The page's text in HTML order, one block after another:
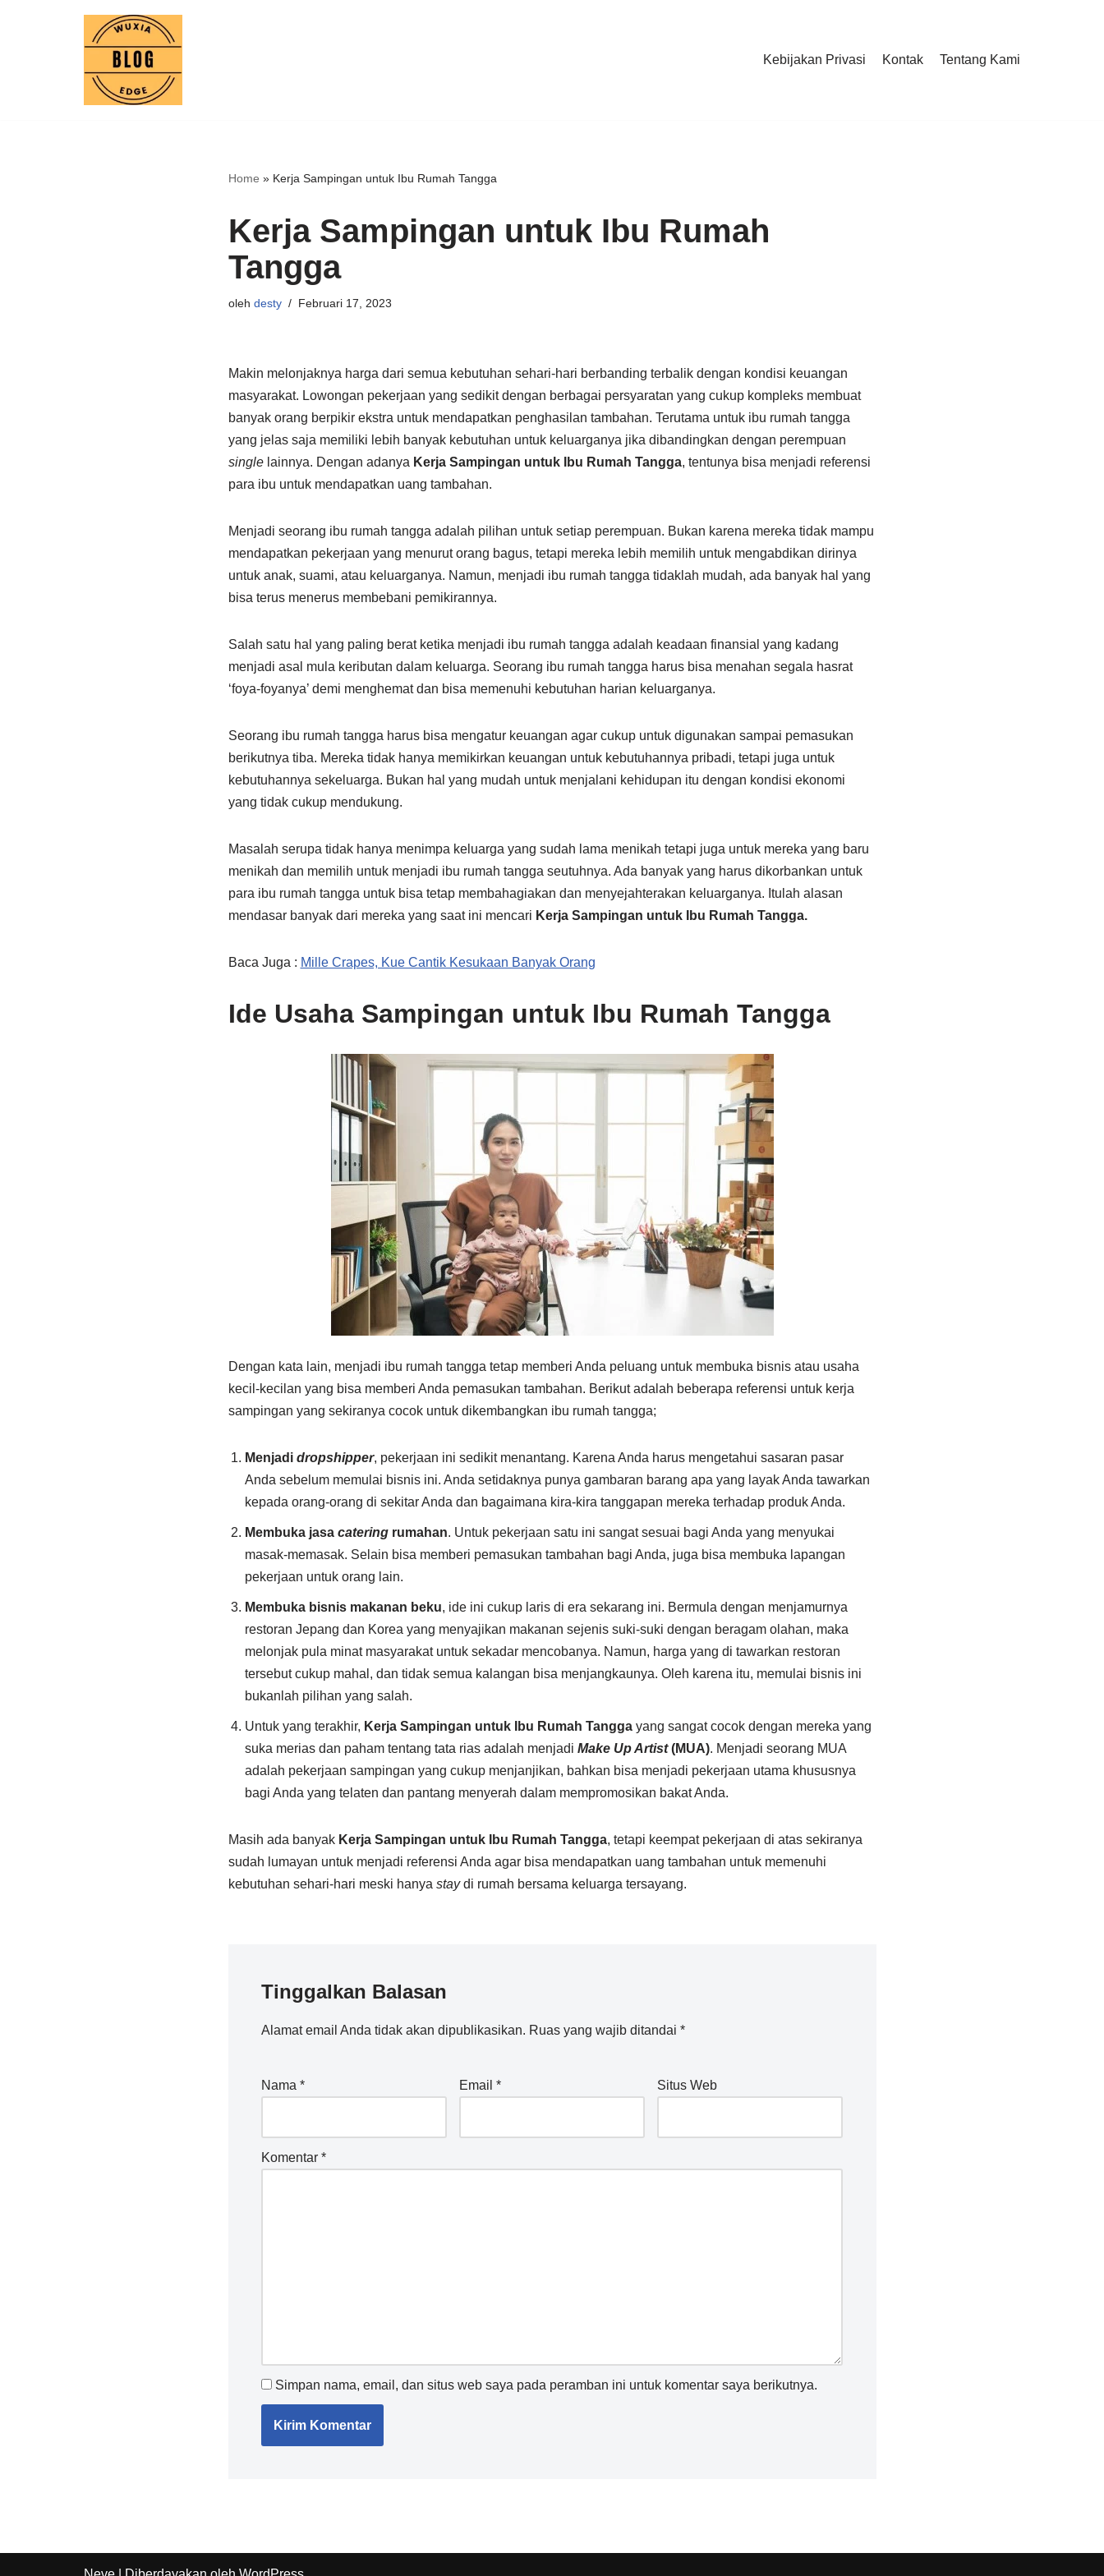
Kebijakan Privasi Kontak Tentang Kami
Home » Kerja Sampingan untuk Ibu Rumah Tangga
Kerja Sampingan untuk Ibu Rumah
Tangga
oleh desty Februari 17, 2023
Makin melonjaknya harga dari semua kebutuhan sehari-hari berbanding terbalik dengan kondisi keuangan
masyarakat. Lowongan pekerjaan yang sedikit dengan berbagai persyaratan yang cukup kompleks membuat
banyak orang berpikir ekstra untuk mendapatkan penghasilan tambahan. Terutama untuk ibu rumah tangga
yang jelas saja memiliki lebih banyak kebutuhan untuk keluarganya jika dibandingkan dengan perempuan
single lainnya. Dengan adanya Kerja Sampingan untuk Ibu Rumah Tangga, tentunya bisa menjadi referensi
para ibu untuk mendapatkan uang tambahan.
Menjadi seorang ibu rumah tangga adalah pilihan untuk setiap perempuan. Bukan karena mereka tidak mampu
mendapatkan pekerjaan yang menurut orang bagus, tetapi mereka lebih memilih untuk mengabdikan dirinya
untuk anak, suami, atau keluarganya. Namun, menjadi ibu rumah tangga tidaklah mudah, ada banyak hal yang
bisa terus menerus membebani pemikirannya.
Salah satu hal yang paling berat ketika menjadi ibu rumah tangga adalah keadaan finansial yang kadang
menjadi asal mula keributan dalam keluarga. Seorang ibu rumah tangga harus bisa menahan segala hasrat
‘foya-foyanya’ demi menghemat dan bisa memenuhi kebutuhan harian keluarganya.
Seorang ibu rumah tangga harus bisa mengatur keuangan agar cukup untuk digunakan sampai pemasukan
berikutnya tiba. Mereka tidak hanya memikirkan keuangan untuk kebutuhannya pribadi, tetapi juga untuk
kebutuhannya sekeluarga. Bukan hal yang mudah untuk menjalani kehidupan itu dengan kondisi ekonomi
yang tidak cukup mendukung.
Masalah serupa tidak hanya menimpa keluarga yang sudah lama menikah tetapi juga untuk mereka yang baru
menikah dan memilih untuk menjadi ibu rumah tangga seutuhnya. Ada banyak yang harus dikorbankan untuk
para ibu rumah tangga untuk bisa tetap membahagiakan dan menyejahterakan keluarganya. Itulah alasan
mendasar banyak dari mereka yang saat ini mencari Kerja Sampingan untuk Ibu Rumah Tangga.
Baca Juga : Mille Crapes, Kue Cantik Kesukaan Banyak Orang
Ide Usaha Sampingan untuk Ibu Rumah Tangga
Dengan kata lain, menjadi ibu rumah tangga tetap memberi Anda peluang untuk membuka bisnis atau usaha
kecil-kecilan yang bisa memberi Anda pemasukan tambahan. Berikut adalah beberapa referensi untuk kerja
sampingan yang sekiranya cocok untuk dikembangkan ibu rumah tangga;
Menjadi dropshipper, pekerjaan ini sedikit menantang. Karena Anda harus mengetahui sasaran pasar
Anda sebelum memulai bisnis ini. Anda setidaknya punya gambaran barang apa yang layak Anda tawarkan
kepada orang-orang di sekitar Anda dan bagaimana kira-kira tanggapan mereka terhadap produk Anda.
Membuka jasa cateringrumahan. Untuk pekerjaan satu ini sangat sesuai bagi Anda yang menyukai
masak-memasak. Selain bisa memberi pemasukan tambahan bagi Anda, juga bisa membuka lapangan
pekerjaan untuk orang lain.
Membuka bisnis makanan beku, ide ini cukup laris di era sekarang ini. Bermula dengan menjamurnya
restoran Jepang dan Korea yang menyajikan makanan sejenis suki-suki dengan beragam olahan, maka
melonjak pula minat masyarakat untuk sekadar mencobanya. Namun, harga yang di tawarkan restoran
tersebut cukup mahal, dan tidak semua kalangan bisa menjangkaunya. Oleh karena itu, memulai bisnis ini
bukanlah pilihan yang salah.
Untuk yang terakhir, Kerja Sampingan untuk Ibu Rumah Tanggayang sangat cocok dengan mereka yang
suka merias dan paham tentang tata rias adalah menjadi Make Up Artist(MUA). Menjadi seorang MUA
adalah pekerjaan sampingan yang cukup menjanjikan, bahkan bisa menjadi pekerjaan utama khususnya
bagi Anda yang telaten dan pantang menyerah dalam mempromosikan bakat Anda.
Masih ada banyak Kerja Sampingan untuk Ibu Rumah Tangga, tetapi keempat pekerjaan di atas sekiranya
sudah lumayan untuk menjadi referensi Anda agar bisa mendapatkan uang tambahan untuk memenuhi
kebutuhan sehari-hari meski hanya staydi rumah bersama keluarga tersayang.
Tinggalkan Balasan
Alamat email Anda tidak akan dipublikasikan. Ruas yang wajib ditandai *
Nama * Email * Situs Web
Komentar *
Simpan nama, email, dan situs web saya pada peramban ini untuk komentar saya berikutnya.